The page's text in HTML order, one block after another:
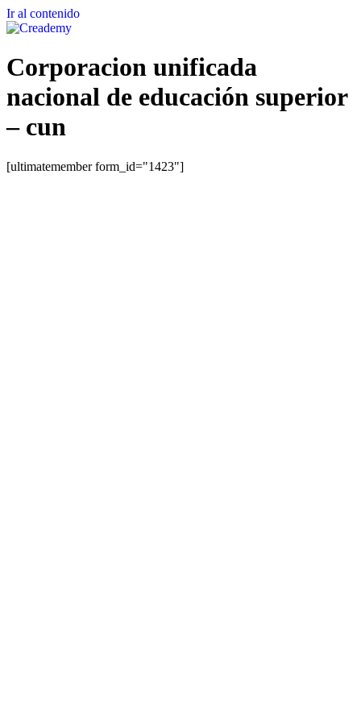
Ir al contenido
Corporacion unificada
nacional de educación superior
– cun
[ultimatemember form_id="1423"]